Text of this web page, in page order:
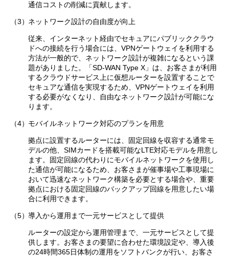
通信コストの削減に貢献します。
（3） ネットワーク設計の自由度が向上
従来、インターネット経由でセキュアにパブリッククラウ
ドへの接続を行う場合には、VPNゲートウェイを利用する
方法が一般的で、ネットワーク設計が複雑になるという課
題がありました。「SD-WAN Type X」は、お客さまが利用
するクラウドサービス上に仮想ルーターを設置することで
セキュアな通信を実現するため、VPNゲートウェイを利用
する必要がなくなり、自由なネットワーク設計が可能にな
ります。
（4） モバイルネットワーク対応のプランを用意
拠点に設置するルーターには、固定回線を収容する通常モ
デルの他、SIMカードを搭載可能なLTE対応モデルを用意し
ます。固定回線の代わりにモバイルネットワークを使用し
た通信が可能になるため、お客さまが催事場や工事現場に
おいて迅速なネットワーク構築を必要とする場合や、重要
拠点における固定回線のバックアップ回線を用意したい場
合に利用できます。
（5）導入から運用まで一元サービスとして提供
ルーターの設定から運用管理まで、一元サービスとして提
供します。お客さまの要望に合わせた環境設定や、導入後
の24時間365日体制の運用をソフトバンクが行い、お客さ